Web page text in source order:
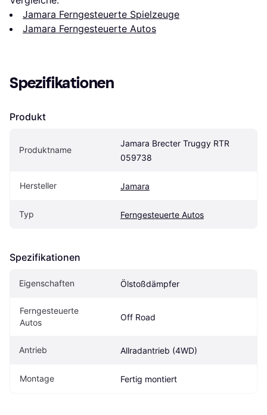
Jamara Ferngesteuerte Spielzeuge
Jamara Ferngesteuerte Autos
Spezifikationen
Produkt
Produktname
Jamara Brecter Truggy RTR
059738
Hersteller Jamara
Typ Ferngesteuerte Autos
Spezifikationen
Eigenschaften Ölstoßdämpfer
Ferngesteuerte
Autos
Off Road
Antrieb Allradantrieb (4WD)
Montage Fertig montiert